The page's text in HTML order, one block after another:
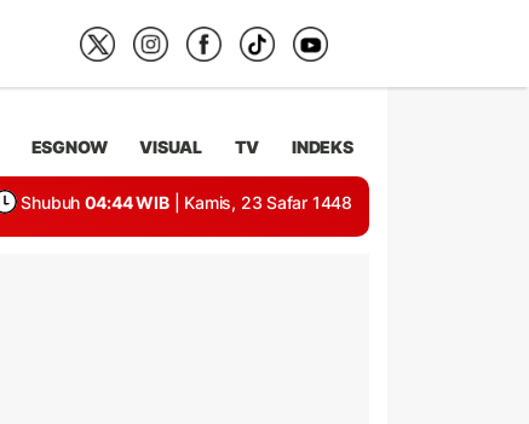
ESGNOW VISUAL TV INDEKS
Shubuh 04:44 WIB | Kamis, 23 Safar 1448